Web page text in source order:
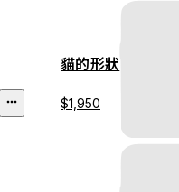
貓的形狀
$1,950